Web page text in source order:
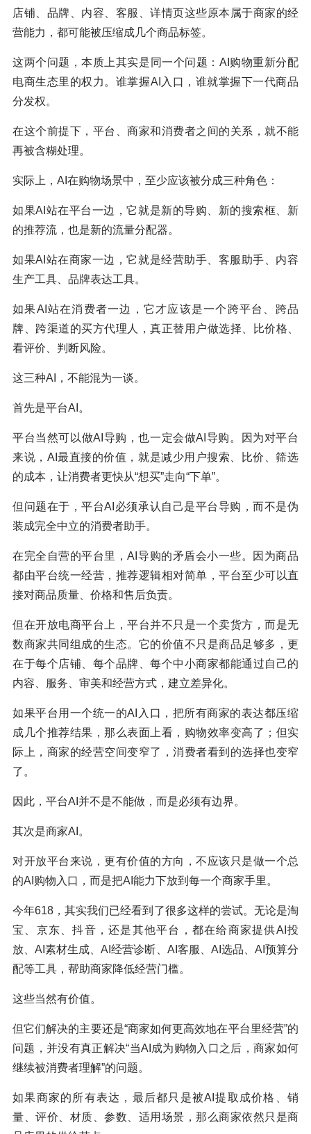
店铺、品牌、内容、客服、详情页这些原本属于商家的经
营能力，都可能被压缩成几个商品标签。
这两个问题，本质上其实是同一个问题：AI购物重新分配
电商生态里的权力。谁掌握AI入口，谁就掌握下一代商品
分发权。
在这个前提下，平台、商家和消费者之间的关系，就不能
再被含糊处理。
实际上，AI在购物场景中，至少应该被分成三种角色：
如果AI站在平台一边，它就是新的导购、新的搜索框、新
的推荐流，也是新的流量分配器。
如果AI站在商家一边，它就是经营助手、客服助手、内容
生产工具、品牌表达工具。
如果AI站在消费者一边，它才应该是一个跨平台、跨品
牌、跨渠道的买方代理人，真正替用户做选择、比价格、
看评价、判断风险。
这三种AI，不能混为一谈。
首先是平台AI。
平台当然可以做AI导购，也一定会做AI导购。因为对平台
来说，AI最直接的价值，就是减少用户搜索、比价、筛选
的成本，让消费者更快从“想买”走向“下单”。
但问题在于，平台AI必须承认自己是平台导购，而不是伪
装成完全中立的消费者助手。
在完全自营的平台里，AI导购的矛盾会小一些。因为商品
都由平台统一经营，推荐逻辑相对简单，平台至少可以直
接对商品质量、价格和售后负责。
但在开放电商平台上，平台并不只是一个卖货方，而是无
数商家共同组成的生态。它的价值不只是商品足够多，更
在于每个店铺、每个品牌、每个中小商家都能通过自己的
内容、服务、审美和经营方式，建立差异化。
如果平台用一个统一的AI入口，把所有商家的表达都压缩
成几个推荐结果，那么表面上看，购物效率变高了；但实
际上，商家的经营空间变窄了，消费者看到的选择也变窄
了。
因此，平台AI并不是不能做，而是必须有边界。
其次是商家AI。
对开放平台来说，更有价值的方向，不应该只是做一个总
的AI购物入口，而是把AI能力下放到每一个商家手里。
今年618，其实我们已经看到了很多这样的尝试。无论是淘
宝、京东、抖音，还是其他平台，都在给商家提供AI投
放、AI素材生成、AI经营诊断、AI客服、AI选品、AI预算分
配等工具，帮助商家降低经营门槛。
这些当然有价值。
但它们解决的主要还是“商家如何更高效地在平台里经营”的
问题，并没有真正解决“当AI成为购物入口之后，商家如何
继续被消费者理解”的问题。
如果商家的所有表达，最后都只是被AI提取成价格、销
量、评价、材质、参数、适用场景，那么商家依然只是商